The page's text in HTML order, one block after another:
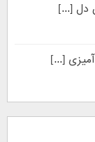
دل [...]
[...]